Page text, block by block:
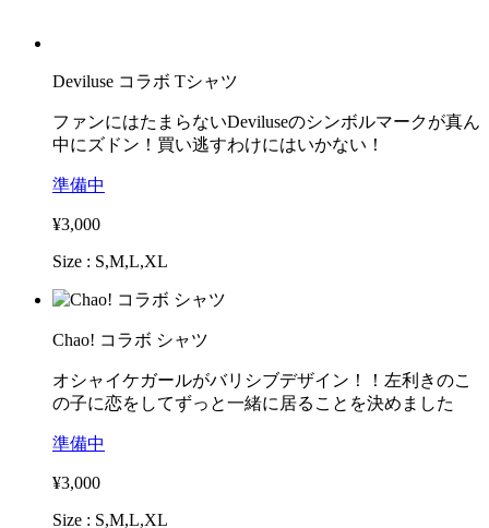
Deviluse コラボ Tシャツ
ファンにはたまらないDeviluseのシンボルマークが真ん
中にズドン！買い逃すわけにはいかない！
準備中
¥3,000
Size : S,M,L,XL
Chao! コラボ シャツ
オシャイケガールがバリシブデザイン！！左利きのこ
の子に恋をしてずっと一緒に居ることを決めました
準備中
¥3,000
Size : S,M,L,XL